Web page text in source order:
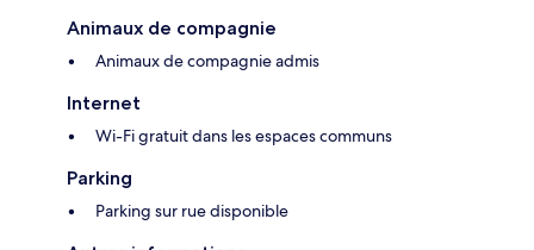
Animaux de compagnie
Animaux de compagnie admis
Internet
Wi-Fi gratuit dans les espaces communs
Parking
Parking sur rue disponible